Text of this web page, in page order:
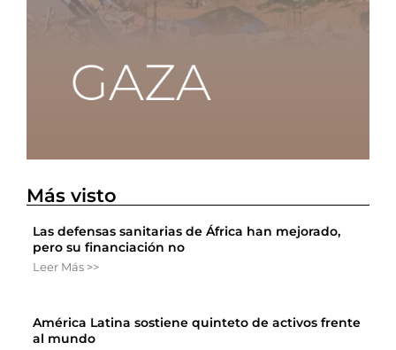
Más visto
Las defensas sanitarias de África han mejorado,
pero su financiación no
Leer Más >>
América Latina sostiene quinteto de activos frente
al mundo